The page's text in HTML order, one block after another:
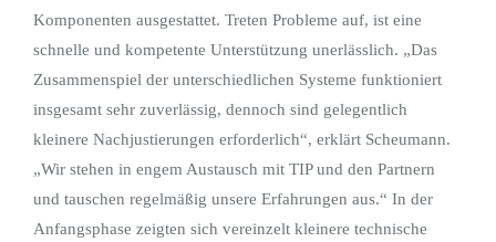
Komponenten ausgestattet. Treten Probleme auf, ist eine
schnelle und kompetente Unterstützung unerlässlich. „Das
Zusammenspiel der unterschiedlichen Systeme funktioniert
insgesamt sehr zuverlässig, dennoch sind gelegentlich
kleinere Nachjustierungen erforderlich“, erklärt Scheumann.
„Wir stehen in engem Austausch mit TIP und den Partnern
und tauschen regelmäßig unsere Erfahrungen aus.“ In der
Anfangsphase zeigten sich vereinzelt kleinere technische